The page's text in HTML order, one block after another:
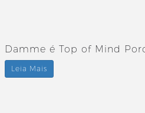
Damme é Top of Mind
Leia Mais